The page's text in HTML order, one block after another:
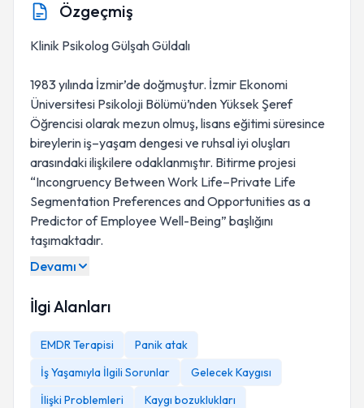
Özgeçmiş
Klinik Psikolog Gülşah Güldalı
1983 yılında İzmir’de doğmuştur. İzmir Ekonomi
Üniversitesi Psikoloji Bölümü’nden Yüksek Şeref
Öğrencisi olarak mezun olmuş, lisans eğitimi süresince
bireylerin iş–yaşam dengesi ve ruhsal iyi oluşları
arasındaki ilişkilere odaklanmıştır. Bitirme projesi
“Incongruency Between Work Life–Private Life
Segmentation Preferences and Opportunities as a
Predictor of Employee Well-Being” başlığını
taşımaktadır.
Devamı
İlgi Alanları
EMDR Terapisi
Panik atak
İş Yaşamıyla İlgili Sorunlar
Gelecek Kaygısı
İlişki Problemleri
Kaygı bozuklukları